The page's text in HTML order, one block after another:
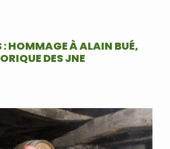
: HOMMAGE À ALAIN BUÉ,
DES JNE